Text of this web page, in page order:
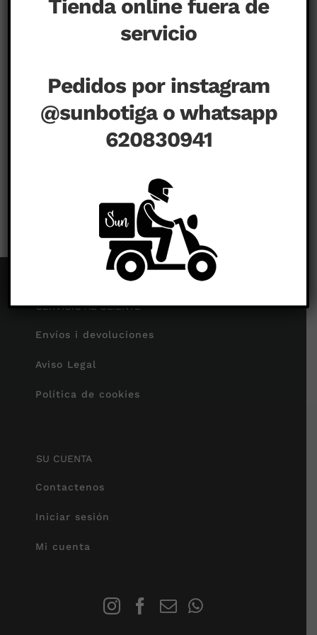
septiembre 1st, 2020 | Comentarios desactivados
SERVICIO AL CLIENTE
Envíos i devoluciones
Aviso Legal
Política de cookies
SU CUENTA
Contactenos
Iniciar sesión
Mi cuenta
Tienda online fuera de
servicio
Pedidos por instagram
@sunbotiga o whatsapp
620830941